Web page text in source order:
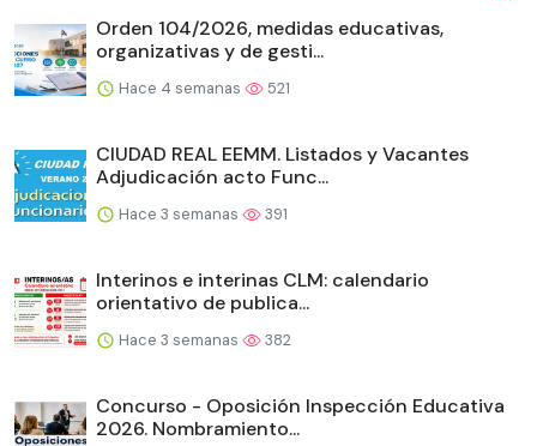
Orden 104/2026, medidas educativas,
organizativas y de gesti...
Hace 4 semanas 521
CIUDAD REAL EEMM. Listados y Vacantes
Adjudicación acto Func...
Hace 3 semanas 391
Interinos e interinas CLM: calendario
orientativo de publica...
Hace 3 semanas 382
Concurso - Oposición Inspección Educativa
2026. Nombramiento...